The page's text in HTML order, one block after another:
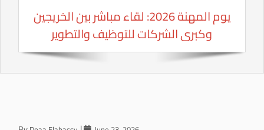
يوم المهنة 2026: لقاء مباشر بين الخريجين
وكبرى الشركات للتوظيف والتطوير